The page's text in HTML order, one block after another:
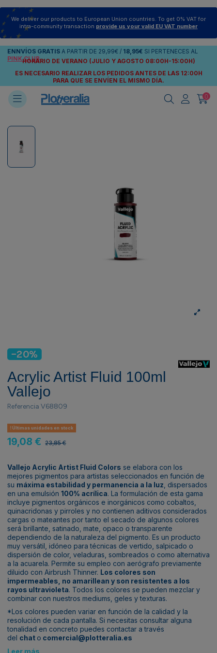
We deliver our products to European Union countries. To get 0% VAT for
intra-community transaction provide us your valid EU VAT number
ENNVÍOS GRATIS A PARTIR DE 29,99€ / 18,95€ SI PERTENECES AL
PINK CLUB
HORARIO DE VERANO (JULIO Y AGOSTO 08:00H-15:00H)
ES NECESARIO REALIZAR LOS PEDIDOS ANTES DE LAS 12:00H
PARA QUE SE ENVÍEN EL MISMO DÍA.
0
-20%
Acrylic Artist Fluid 100ml
Vallejo
Referencia V68809
Últimas unidades en stock
19,08 € 23,85 €
Vallejo Acrylic Artist Fluid Colors se elabora con los
mejores pigmentos para artistas seleccionados en función de
su máxima estabilidad y permanencia a la luz , dispersados
en una emulsión 100% acrílica. La formulación de esta gama
incluye pigmentos orgánicos e inorgánicos como cobaltos,
quinacridonas y pirroles y no contienen aditivos considerados
cargas o mateantes por tanto el secado de algunos colores
será brillante, satinado, mate, opaco o transparente
dependiendo de la naturaleza del pigmento. Es un producto
muy versátil, idóneo para técnicas de vertido, salpicado o
dispersión de color, veladuras, sombreados o como alternativa
a la acuarela. Permite su empleo con aerógrafo previamente
diluido con Airbrush Thinner. Los colores son
impermeables, no amarillean y son resistentes a los
rayos ultravioleta. Todos los colores se pueden mezclar y
combinar con nuestros mediums, geles y texturas.
*Los colores pueden variar en función de la calidad y la
resolución de cada pantalla. Si necesitas consultar alguna
tonalidad en concreto puedes contactar a través
del chat o comercial@plotteralia.es
Leer más